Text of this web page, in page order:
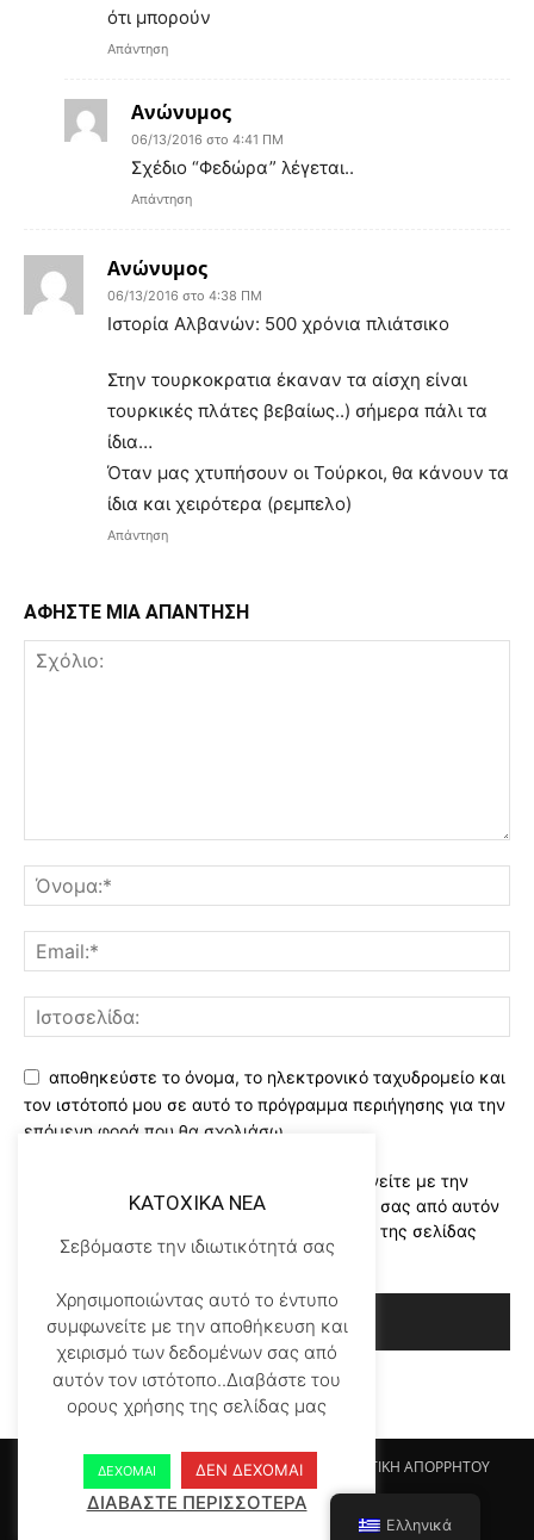
ότι μπορούν
Απάντηση
Ανώνυμος
06/13/2016 στο 4:41 ΠΜ
Σχέδιο “Φεδώρα” λέγεται..
Απάντηση
Ανώνυμος
06/13/2016 στο 4:38 ΠΜ
Ιστορία Αλβανών: 500 χρόνια πλιάτσικο
Στην τουρκοκρατια έκαναν τα αίσχη είναι
τουρκικές πλάτες βεβαίως..) σήμερα πάλι τα
ίδια…
Όταν μας χτυπήσουν οι Τούρκοι, θα κάνουν τα
ίδια και χειρότερα (ρεμπελο)
Απάντηση
ΑΦΗΣΤΕ ΜΙΑ ΑΠΑΝΤΗΣΗ
αποθηκεύστε το όνομα, το ηλεκτρονικό ταχυδρομείο και
τον ιστότοπό μου σε αυτό το πρόγραμμα περιήγησης για την
επόμενη φορά που θα σχολιάσω.
Χρησιμοποιώντας αυτό το έντυπο συμφωνείτε με την
αποθήκευση και χειρισμό των δεδομένων σας από αυτόν
τον ιστότοπο..Διαβάστε του ορους χρήσης της σελίδας
μας*
Αρχικη KATOHIKA NEA Login Register
ΠΟΛΙΤΙΚΗ ΑΠΟΡΡΗΤΟΥ
ΟΡΟΙ ΧΡΗΣΗΣ
ΕΠΙΚΟΙΝΩΝΙΑ
© Newspaper WordPress Theme by TagDiv
KATOXIKA NEA
Σεβόμαστε την ιδιωτικότητά σας
Χρησιμοποιώντας αυτό το έντυπο
συμφωνείτε με την αποθήκευση και
χειρισμό των δεδομένων σας από
αυτόν τον ιστότοπο..Διαβάστε του
ορους χρήσης της σελίδας μας
ΔΕΧΟΜΑΙ ΔΕΝ ΔΕΧΟΜΑΙ
ΔΙΑΒΑΣΤΕ ΠΕΡΙΣΣΟΤΕΡΑ
Ελληνικά